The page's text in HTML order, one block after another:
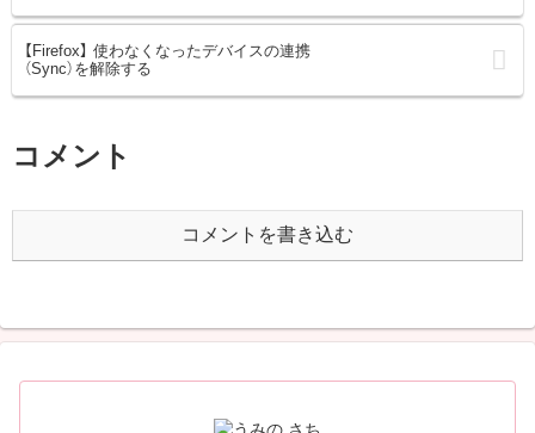
【Firefox】 使わなくなったデバイスの連携
（Sync）を解除する
コメント
コメントを書き込む